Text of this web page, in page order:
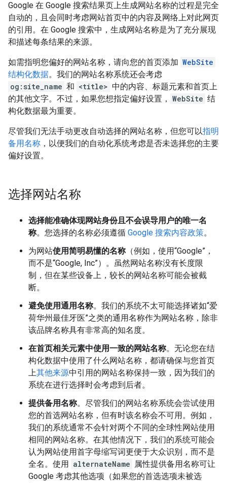
Google 在 Google 搜索结果页上生成网站名称的过程是完全
自动的，且会同时考虑网站首页中的内容及网络上对此网页
的引用。在 Google 搜索中，生成网站名称是为了充分展现
和描述每条结果的来源。
如需指明您偏好的网站名称，请向您的首页添加 WebSite
结构化数据。我们的网站名称系统还会考虑
og:site_name 和 <title> 中的内容、标题元素和首页上
的其他文字。不过，如果您想指定偏好设置， WebSite 结
构化数据最为重要。
尽管我们无法手动更改自动选择的网站名称，但您可以指明
备用名称 ，以便我们的自动化系统考虑是否未选择您的主要
偏好设置。
选择网站名称
选择能准确体现网站身份且不会误导用户的唯一名
称。您选择的名称必须遵循 Google 搜索内容政策。
为网站使用简明易懂的名称（例如，使用“Google”，
而不是“Google, Inc”）。虽然网站名称没有长度限
制，但在某些设备上，较长的网站名称可能会被截
断。
避免使用通用名称。我们的系统不太可能选择诸如“爱
荷华州最佳牙医”之类的通用名称作为网站名称，除非
该品牌名称具有非常高的知名度。
在首页相关元素中使用一致的网站名称。无论您在结
构化数据中使用了什么网站名称，都请确保与您首页
上其他来源中引用的网站名称保持一致，因为我们的
系统在进行选择时会考虑到后者。
提供备用名称。尽管我们的网站名称系统会尝试使用
您的首选网站名称，但有时该名称会不可用。例如，
我们的系统通常不会针对两个不同的全球性网站使用
相同的网站名称。在其他情况下，我们的系统可能会
认为网站使用首字母缩写词更便于大众识别，而不是
全名。使用 alternateName 属性提供备用名称可让
Google 考虑其他选项（如果您的首选选项未被选